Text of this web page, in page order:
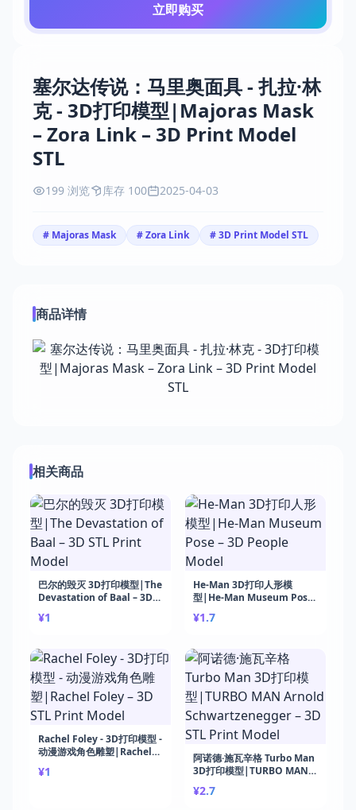
塞尔达传说：马里奥面具 - 扎拉·林
克 - 3D打印模型|Majoras Mask
– Zora Link – 3D Print Model
STL
199 浏览 库存 100 2025-04-03
# Majoras Mask # Zora Link # 3D Print Model STL
商品详情
相关商品
巴尔的毁灭 3D打印模型|The
Devastation of Baal – 3D
¥1
He-Man 3D打印人形模
型|He-Man Museum Pose
¥1.7
Rachel Foley - 3D打印模型 -
动漫游戏角色雕塑|Rachel
¥1
阿诺德·施瓦辛格 Turbo Man
3D打印模型|TURBO MAN
3D STL Print Model
¥2.7
立即购买